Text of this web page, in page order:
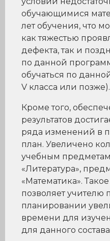
обучающимися
лет обучения, что
как тяжестью
дефекта, так и
по данной
обучаться по
V класса или позже).
Кроме того,
результатов
ряда изменений в
план. Увеличено
учебным
«Литература»,
«Математика».
позволяет учителю
планировании
времени для
для данного